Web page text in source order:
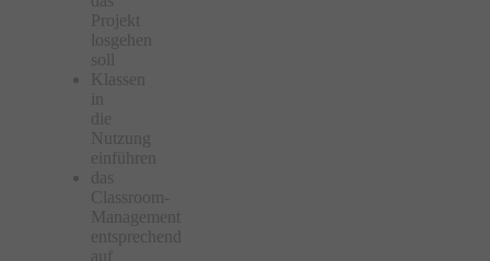
Projekt
losgehen
soll
Klassen
die
Nutzung
einführen
das
Classroom-
Management
entsprechend
auf